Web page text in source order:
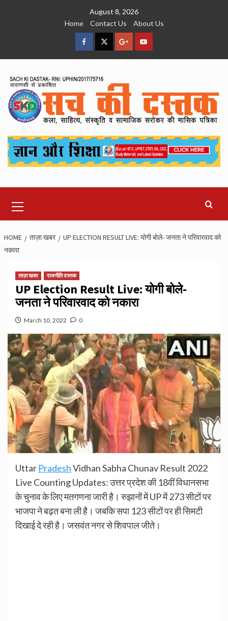
August 8, 2026
Home
Contact Us About Us
facebookTwitterGoogleYouTube
Menu
HOME ताज़ा खबर
UP ELECTION RESULT LIVE: योगी बोले- जनता ने परिवारवाद को
नकारा
ताज़ा खबर राजनीति दस्तक
UP Election Result Live: योगी बोले-
जनता ने परिवारवाद को नकारा
March 10, 2022 0
Uttar PradeshVidhan Sabha Chunav Result 2022
Live Counting Updates: उत्तर प्रदेश की 18वीं विधानसभा
के चुनाव के लिए मतगणना जारी है। रुझानों में UP में 273 सीटों पर
भाजपा ने बढ़त बना ली है। जबकि सपा 123 सीटों पर ही सिमटी
दिखाई दे रही है। जसवंत नगर से शिवपाल जीते।